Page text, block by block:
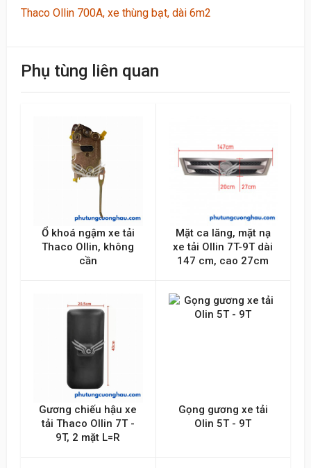
Tên của bạn
Emai hoặc Số điện thoại
Thaco Ollin 700A, xe thùng bạt, dài 6m2
Phụ tùng liên quan
Ổ khoá ngậm xe tải
Thaco Ollin, không
cần
Mặt ca lăng, mặt nạ
xe tải Ollin 7T-9T dài
147 cm, cao 27cm
Gương chiếu hậu xe
tải Thaco Ollin 7T -
9T, 2 mặt L=R
Gọng gương xe tải
Olin 5T - 9T